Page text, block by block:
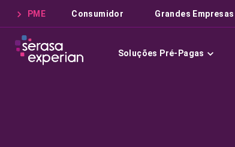
PME Consumidor Grandes Empresas
Soluções Pré-Pagas